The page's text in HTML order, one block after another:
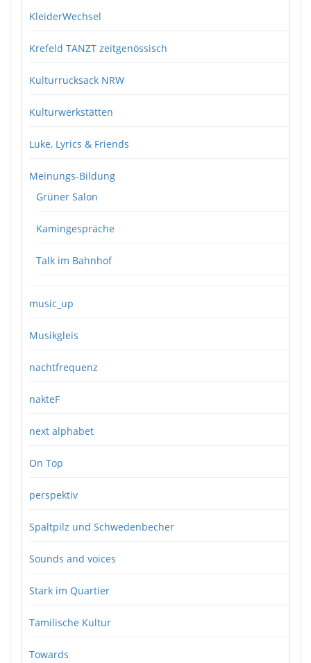
KleiderWechsel
Krefeld TANZT zeitgenössisch
Kulturrucksack NRW
Kulturwerkstätten
Luke, Lyrics & Friends
Meinungs-Bildung
Grüner Salon
Kamingespräche
Talk im Bahnhof
music_up
Musikgleis
nachtfrequenz
nakteF
next alphabet
On Top
perspektiv
Spaltpilz und Schwedenbecher
Sounds and voices
Stark im Quartier
Tamilische Kultur
Towards